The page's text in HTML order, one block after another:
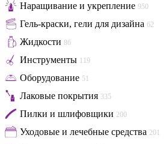
Наращивание и укрепление 950
Гель-краски, гели для дизайна 62
Жидкости 86
Инструменты 119
Оборудование 51
Лаковые покрытия 335
Пилки и шлифовщики 200
Уходовые и лечебные средства 201